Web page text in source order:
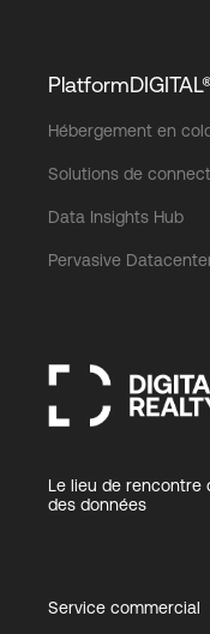
Hébergement en
Solutions de
Data Insights Hub
Pervasive
Le lieu de rencontre
des données
Service commercial